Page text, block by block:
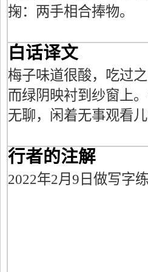
掬：两手相合捧物。
白话译文
梅子味道很酸，吃过
而绿阴映衬到纱窗上
无聊，闲着无事观看
行者的注解
2022年2月9日做写字